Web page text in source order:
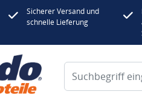
Sicherer Versand und
schnelle Lieferung